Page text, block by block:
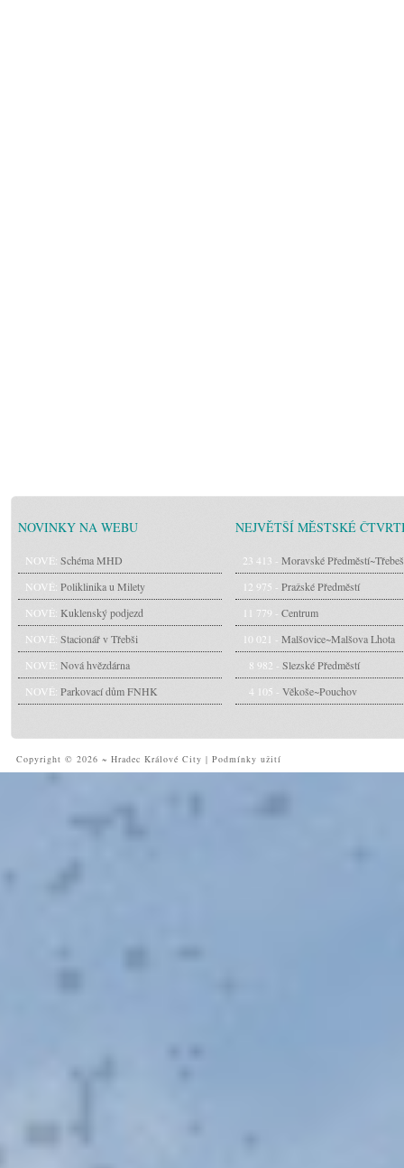
NOVINKY NA WEBU
NOVÉ: Schéma MHD
NOVÉ: Poliklinika u Milety
NOVÉ: Kuklenský podjezd
NOVÉ: Stacionář v Třebši
NOVÉ: Nová hvězdárna
NOVÉ: Parkovací dům FNHK
NEJVĚTŠÍ MĚSTSKÉ
23 413 - Moravské Předměstí~Třebeš
12 975 - Pražské Předměstí
11 779 - Centrum
10 021 - Malšovice~Malšova Lhota
8 982 - Slezské Předměstí
4 105 - Věkoše~Pouchov
Copyright © 2026 ~ Hradec Králové City | Podmínky užití